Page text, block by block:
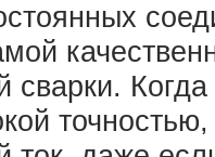
сварки.